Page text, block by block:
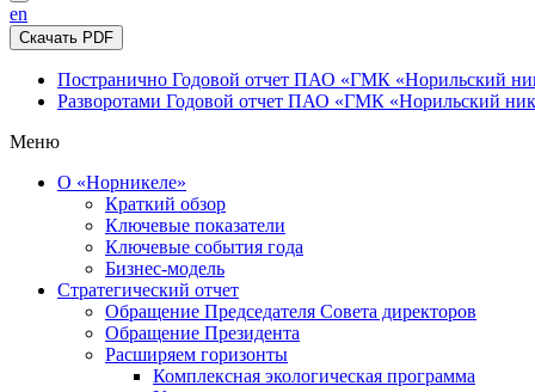
en
Скачать PDF
Постранично Годовой отчет ПАО «ГМК «Норильский
Разворотами Годовой отчет ПАО «ГМК «Норильский
Меню
О «Норникеле»
Краткий обзор
Ключевые показатели
Ключевые события года
Бизнес-модель
Стратегический отчет
Обращение Председателя Совета директоров
Обращение Президента
Расширяем горизонты
Комплексная экологическая программа